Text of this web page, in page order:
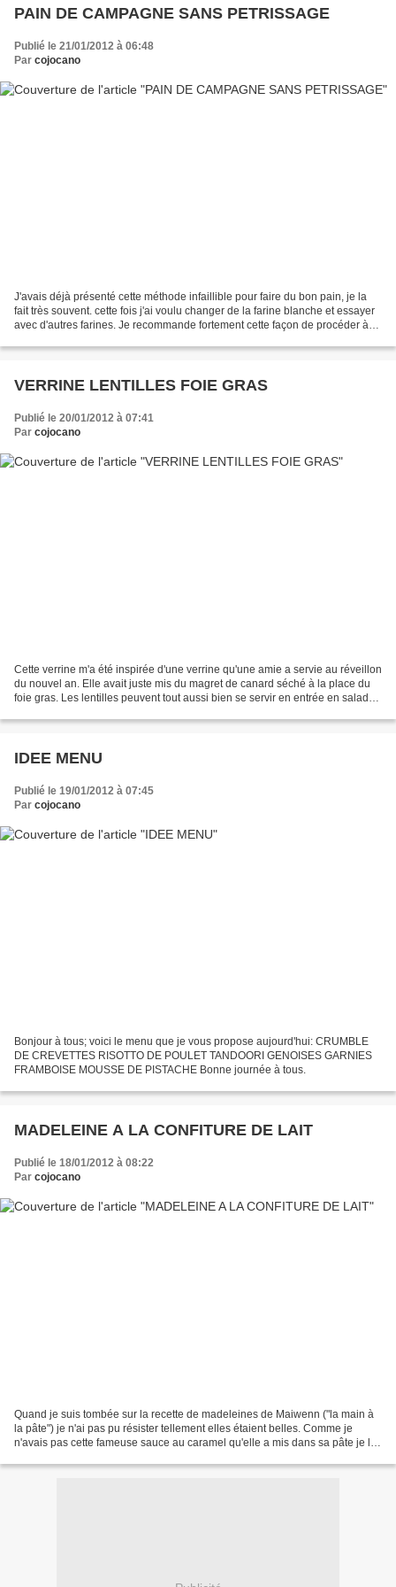
PAIN DE CAMPAGNE SANS PETRISSAGE
Publié le 21/01/2012 à 06:48
Par cojocano
J'avais déjà présenté cette méthode infaillible pour faire du bon pain, je la
fait très souvent. cette fois j'ai voulu changer de la farine blanche et essayer
avec d'autres farines. Je recommande fortement cette façon de procéder à
VERRINE LENTILLES FOIE GRAS
Publié le 20/01/2012 à 07:41
Par cojocano
Cette verrine m'a été inspirée d'une verrine qu'une amie a servie au réveillon
du nouvel an. Elle avait juste mis du magret de canard séché à la place du
foie gras. Les lentilles peuvent tout aussi bien se servir en entrée en salade.
IDEE MENU
Publié le 19/01/2012 à 07:45
Par cojocano
Bonjour à tous; voici le menu que je vous propose aujourd'hui: CRUMBLE
DE CREVETTES RISOTTO DE POULET TANDOORI GENOISES GARNIES
FRAMBOISE MOUSSE DE PISTACHE Bonne journée à tous.
MADELEINE A LA CONFITURE DE LAIT
Publié le 18/01/2012 à 08:22
Par cojocano
Quand je suis tombée sur la recette de madeleines de Maiwenn ("la main à
la pâte") je n'ai pas pu résister tellement elles étaient belles. Comme je
n'avais pas cette fameuse sauce au caramel qu'elle a mis dans sa pâte je l'ai